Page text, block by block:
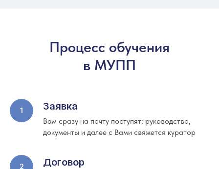
Процесс обучения
в МУПП
Заявка
Вам сразу на почту поступят: руководство,
документы и далее с Вами свяжется куратор
Договор